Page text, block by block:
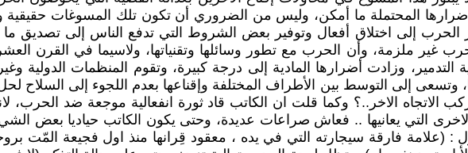
المحتملة ما أمكن، وليس من الضروري أن تكون تلك المسوغات حقيقية
الحرب إلى اختلاق أفعال وتوفير بعض الشروط التي تدفع الناس إلى تصديق
غير ملزمة، وأن الحرب مع تطور وسائلها وتقنياتها، ولاسيما في القرن
التدمير، وزادت أضرارها المادية إلى درجة كبيرة، وتقوم المنظمات الدولية
إلى التوسط بين الأطراف المختلفة وإقناعها بعدم اللجوء إلى السلاح لحل
الاتجاه الاخر..؟ وكما قلت ان الكاتب قاد ثورة انفعالية موجعة ضد الحرب،
التي يعانيها .. فعاش صراعات عديدة، وحتى يكون الكاتب حياديا بعض
: (علامة فارقة سيجارته التي في يده ، معقود قِرانها منذ اول فجيعة المّت